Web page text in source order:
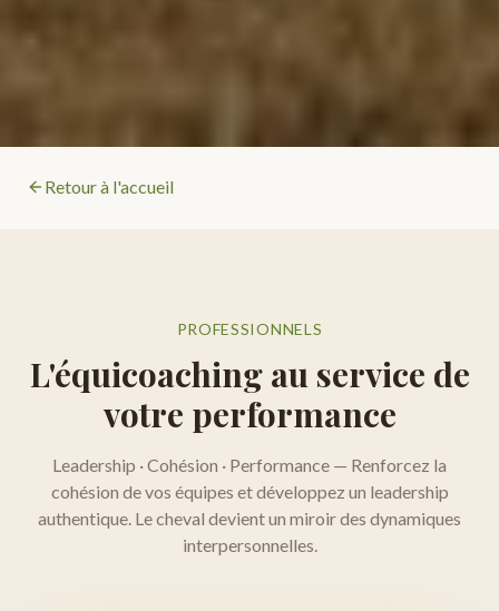
Retour à l'accueil
PROFESSIONNELS
L'équicoaching au service de
votre performance
Leadership · Cohésion · Performance — Renforcez la
cohésion de vos équipes et développez un leadership
authentique. Le cheval devient un miroir des dynamiques
interpersonnelles.